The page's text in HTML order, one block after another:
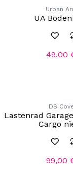
Urban
UA
49,00
DS
Lastenrad
Cargo
99,00